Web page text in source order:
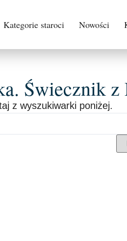
Kategorie staroci Nowości
Świecznik z
z wyszukiwarki poniżej.